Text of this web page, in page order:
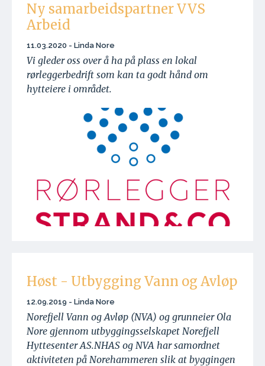
Ny samarbeidspartner VVS
Arbeid
11.03.2020 - Linda Nore
Vi gleder oss over å ha på plass en lokal
rørleggerbedrift som kan ta godt hånd om
hytteiere i området.
Høst - Utbygging Vann og Avløp
12.09.2019 - Linda Nore
Norefjell Vann og Avløp (NVA) og grunneier Ola
Nore gjennom utbyggingsselskapet Norefjell
Hyttesenter AS.NHAS og NVA har samordnet
aktiviteten på Norehammeren slik at byggingen